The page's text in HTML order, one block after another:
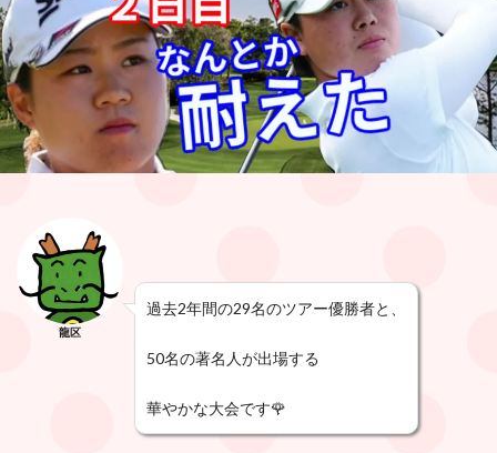
龍区
過去2年間の29名のツアー優勝者と、
50名の著名人が出場する
華やかな大会です🌹